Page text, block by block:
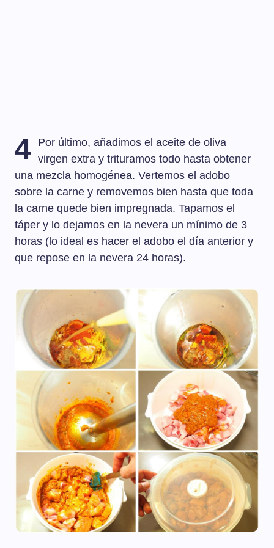
4 Por último, añadimos el aceite de oliva
virgen extra y trituramos todo hasta obtener
una mezcla homogénea. Vertemos el adobo
sobre la carne y removemos bien hasta que toda
la carne quede bien impregnada. Tapamos el
táper y lo dejamos en la nevera un mínimo de 3
horas (lo ideal es hacer el adobo el día anterior y
que repose en la nevera 24 horas).